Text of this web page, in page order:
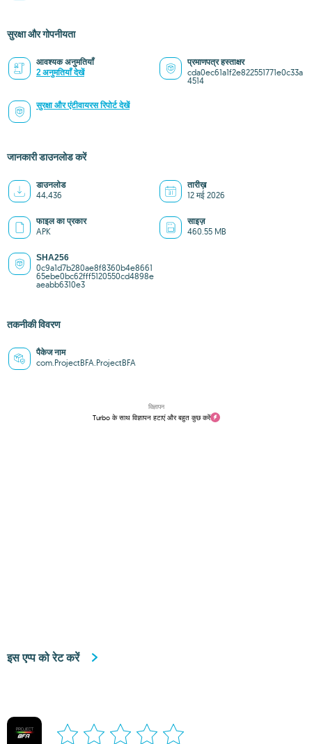
सुरक्षा और गोपनीयता
आवश्यक अनुमतियाँ
2 अनुमतियाँ देखें
प्रमाणपत्र हस्ताक्षर
cda0ec61a1f2e822551771e0c33a
4514
सुरक्षा और एंटीवायरस रिपोर्ट देखें
जानकारी डाउनलोड करें
डाउनलोड
44,436
तारीख़
12 मई 2026
फाइल का प्रकार
APK
साइज़
460.55 MB
SHA256
0c9a1d7b280ae8f8360b4e8661
65ebe0bc62fff5120550cd4898e
aeabb6310e3
तकनीकी विवरण
पैकेज नाम
com.ProjectBFA.ProjectBFA
विज्ञापन
Turbo के साथ विज्ञापन हटाएं और बहुत कुछ करें
इस एप्प को रेट करें